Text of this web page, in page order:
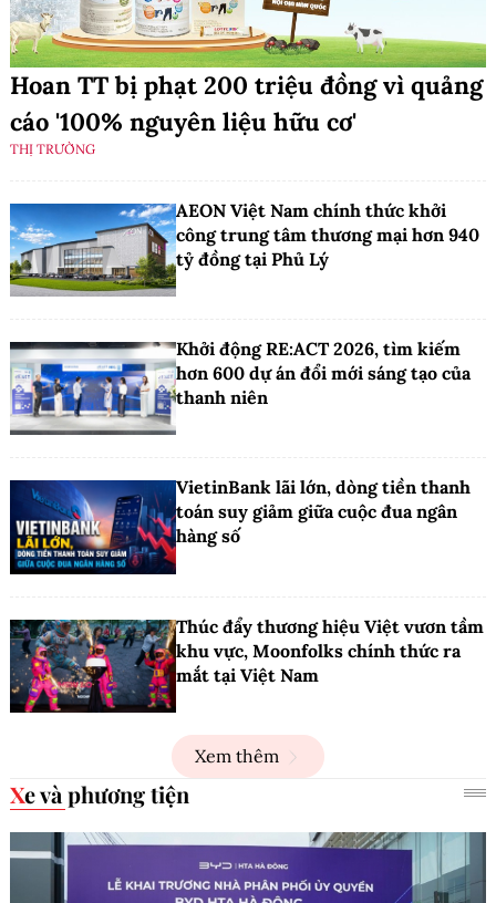
Hoan TT bị phạt 200 triệu đồng vì quảng
cáo '100% nguyên liệu hữu cơ'
THỊ TRƯỜNG
AEON Việt Nam chính thức khởi
công trung tâm thương mại hơn 940
tỷ đồng tại Phủ Lý
Khởi động RE:ACT 2026, tìm kiếm
hơn 600 dự án đổi mới sáng tạo của
thanh niên
VietinBank lãi lớn, dòng tiền thanh
toán suy giảm giữa cuộc đua ngân
hàng số
Thúc đẩy thương hiệu Việt vươn tầm
khu vực, Moonfolks chính thức ra
mắt tại Việt Nam
Xem thêm
Xe và phương tiện